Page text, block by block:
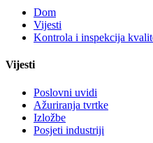
Dom
Vijesti
Kontrola i inspekcija
Vijesti
Poslovni uvidi
Ažuriranja tvrtke
Izložbe
Posjeti industriji